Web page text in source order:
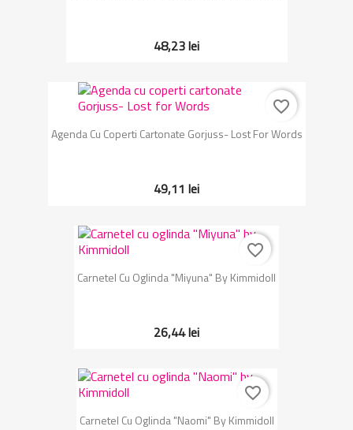
48,23 lei
Agenda Cu Coperti Cartonate Gorjuss- Lost For Words
49,11 lei
favorite_border
Carnetel Cu Oglinda "Miyuna" By Kimmidoll
26,44 lei
favorite_border
Carnetel Cu Oglinda "Naomi" By Kimmidoll
favorite_border